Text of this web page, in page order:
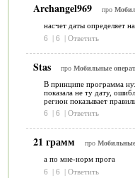
Archangel969 про
насчет даты определяет
6
| 6 | Ответить
Stas про Мобильные
В принципе программа
показала не ту дату,
регион показывает
6
| 6 | Ответить
21 грамм про
а по мне-норм прога
6
| 6 | Ответить